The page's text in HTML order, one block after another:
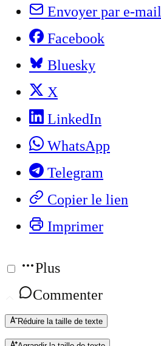
Envoyer par e-mail
Facebook
Bluesky
X
LinkedIn
WhatsApp
Telegram
Copier le lien
Imprimer
Plus
Commenter
Réduire la taille de texte